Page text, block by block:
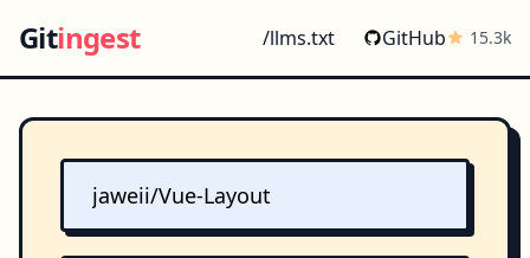
Gitingest /llms.txt GitHub 15.3k